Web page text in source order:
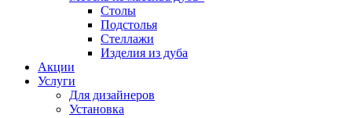
Столы
Подстолья
Стеллажи
Изделия из дуба
Акции
Услуги
Для дизайнеров
Установка